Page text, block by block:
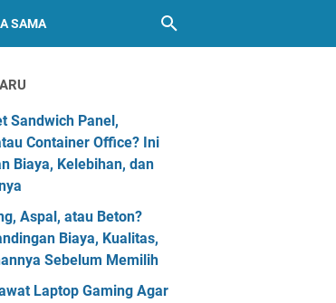
SAMA
Sandwich Panel,
Container Office? Ini
Biaya, Kelebihan, dan
Aspal, atau Beton?
Biaya, Kualitas,
Sebelum Memilih
Laptop Gaming Agar